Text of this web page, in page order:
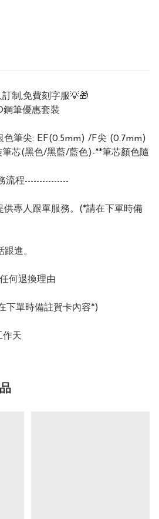
制,免費刻字服💡🎁
鋼筆優惠套裝
筆尖: EF(0.5mm) /F尖 (0.7mm)
筆芯(黑色/黑藍/藍色)-**筆芯顏色隨
流程---------------
供專人跟單服務。(*請在下單時備
進。
何退換理由
下單時備註賀卡內容*)
作天